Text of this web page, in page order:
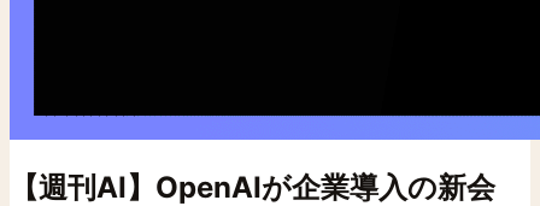
【週刊AI】OpenAIが企業導入の新会